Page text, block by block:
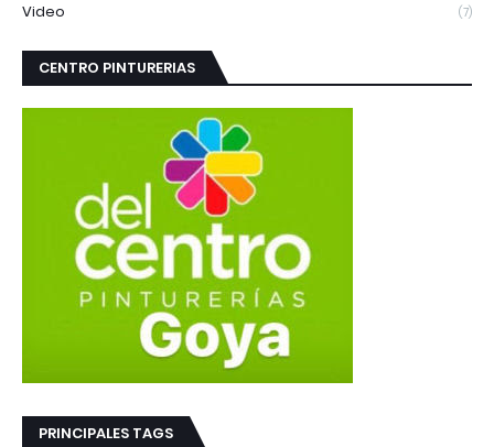
Video (7)
CENTRO PINTURERIAS
PRINCIPALES TAGS